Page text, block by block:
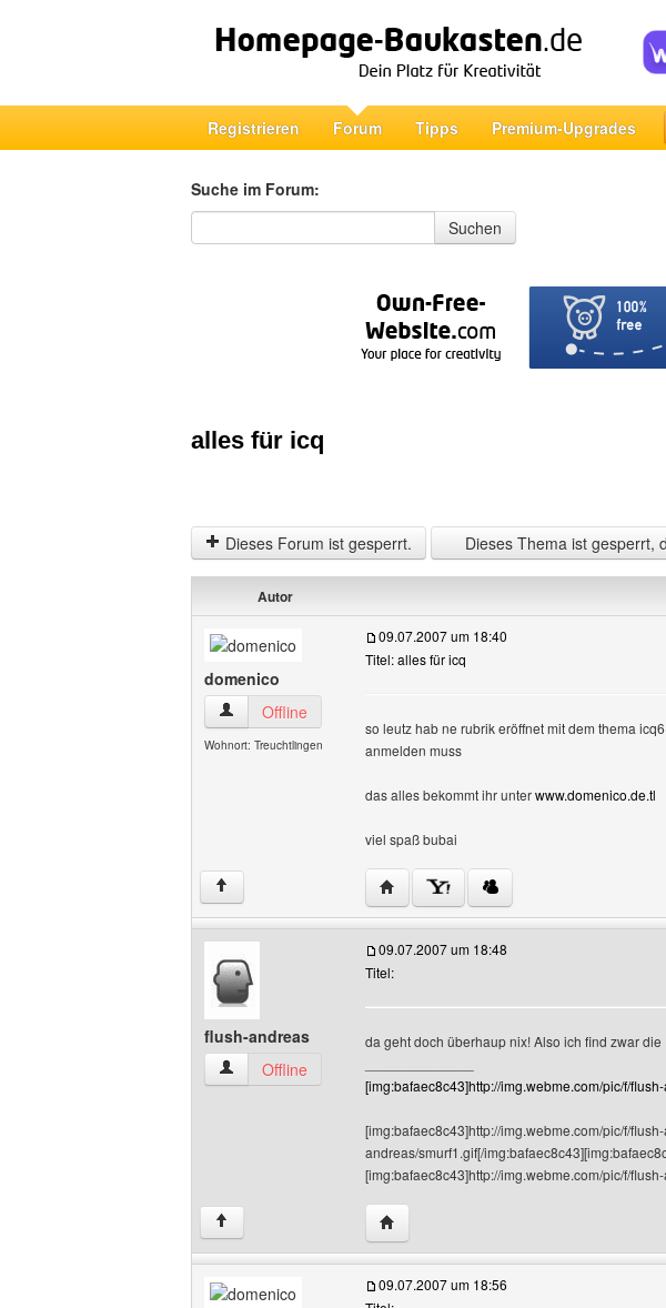
Registrieren Forum Tipps Premium-Upgrades
Suche im Forum:
Suche im Forum
Suchen
alles für icq
Dieses Forum ist gesperrt. Dieses Thema ist gesperrt,
Autor
domenico
domenico Benutzer-Profile anzeigen
Offline
Wohnort: Treuchtlingen
09.07.2007 um 18:40
Titel: alles für icq
so leutz hab ne rubrik eröffnet mit dem thema
anmelden muss
das alles bekommt ihr unterwww.domenico.de.tl
viel spaß bubai
↑ Website dieses Benutzers besuchen:
flush-andreas
flush-andreas Benutzer-Profile anzeigen
Offline
09.07.2007 um 18:48
Titel:
da geht doch überhaup nix! Also ich find zwar
[img:bafaec8c43]http://img.webme.com/pic/f/
[img:bafaec8c43]http://img.webme.com/pic/f/
andreas/smurf1.gif[/
[img:bafaec8c43]http://img.webme.com/pic/f/
↑ Website dieses Benutzers besuchen:
09.07.2007 um 18:56